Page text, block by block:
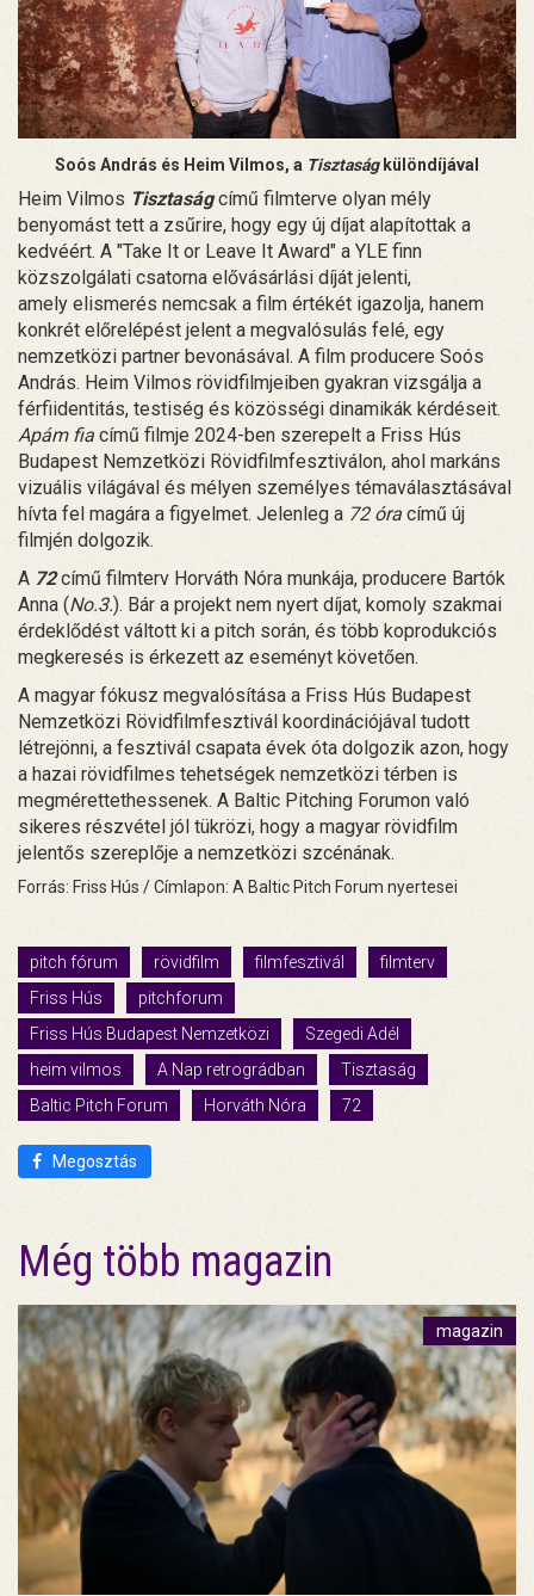
Soós András és Heim Vilmos, a Tisztaságkülöndíjával
Heim Vilmos Tisztaság című filmterve olyan mély
benyomást tett a zsűrire, hogy egy új díjat alapítottak a
kedvéért. A "Take It or Leave It Award" a YLE finn
közszolgálati csatorna elővásárlási díját jelenti,
amely elismerés nemcsak a film értékét igazolja, hanem
konkrét előrelépést jelent a megvalósulás felé, egy
nemzetközi partner bevonásával. A film producere Soós
András. Heim Vilmos rövidfilmjeiben gyakran vizsgálja a
férfiidentitás, testiség és közösségi dinamikák kérdéseit.
Apám fia című filmje 2024-ben szerepelt a Friss Hús
Budapest Nemzetközi Rövidfilmfesztiválon, ahol markáns
vizuális világával és mélyen személyes témaválasztásával
hívta fel magára a figyelmet. Jelenleg a 72 óra című új
filmjén dolgozik.
A 72 című filmterv Horváth Nóra munkája, producere Bartók
Anna (No.3.). Bár a projekt nem nyert díjat, komoly szakmai
érdeklődést váltott ki a pitch során, és több koprodukciós
megkeresés is érkezett az eseményt követően.
A magyar fókusz megvalósítása a Friss Hús Budapest
Nemzetközi Rövidfilmfesztivál koordinációjával tudott
létrejönni, a fesztivál csapata évek óta dolgozik azon, hogy
a hazai rövidfilmes tehetségek nemzetközi térben is
megmérettethessenek. A Baltic Pitching Forumon való
sikeres részvétel jól tükrözi, hogy a magyar rövidfilm
jelentős szereplője a nemzetközi szcénának.
Forrás: Friss Hús / Címlapon: A Baltic Pitch Forum nyertesei
pitch fórum rövidfilm filmfesztivál
filmterv
Friss Hús
pitchforum
Friss Hús Budapest Nemzetközi
Szegedi Adél
heim vilmos
A Nap retrográdban
Tisztaság
Baltic Pitch Forum
Horváth Nóra 72
Megosztás
Még több magazin
magazin